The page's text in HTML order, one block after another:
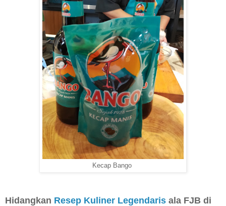
Kecap Bango
Hidangkan Resep Kuliner Legendaris ala FJB di